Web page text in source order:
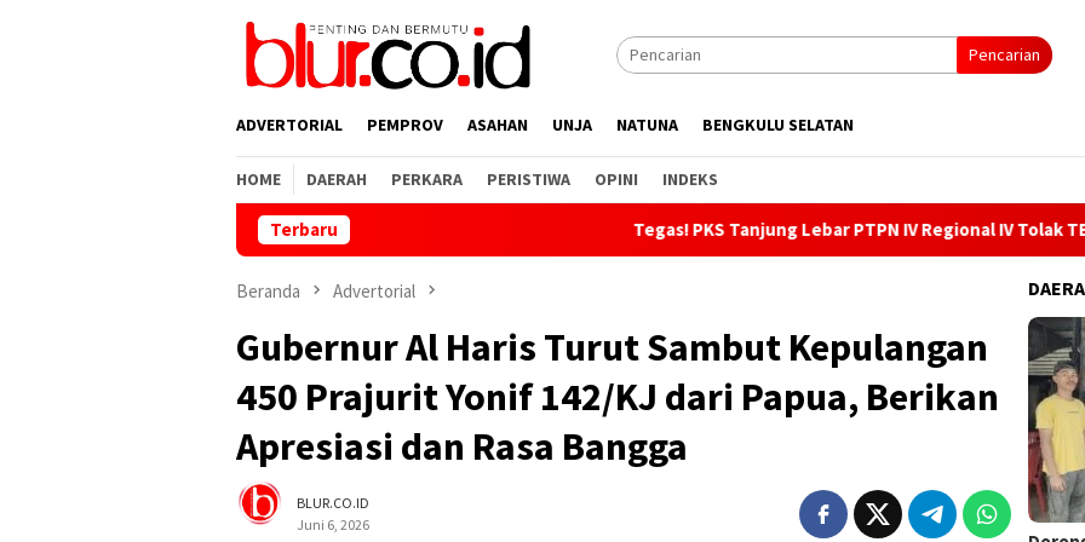
Pencarian
ADVERTORIAL PEMPROV ASAHAN UNJA NATUNA BENGKULU SELATAN
HOME DAERAH PERKARA PERISTIWA OPINI INDEKS
Terbaru Tegas! PKS Tanjung Lebar PTPN IV Regional IV Tolak TBS Ilegal,
Beranda Advertorial
Gubernur Al Haris Turut Sambut Kepulangan
450 Prajurit Yonif 142/KJ dari Papua, Berikan
Apresiasi dan Rasa Bangga
BLUR.CO.ID
Juni 6, 2026